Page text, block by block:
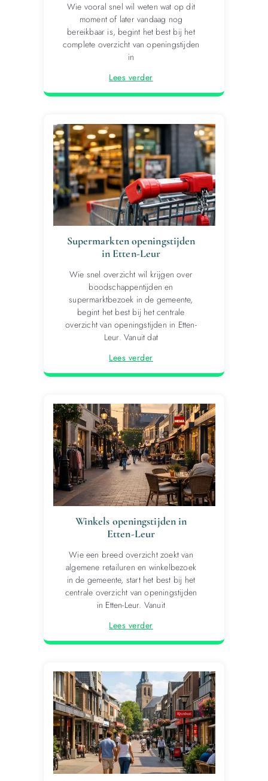
Wie vooral snel wil weten wat op dit
moment of later vandaag nog
bereikbaar is, begint het best bij het
complete overzicht van openingstijden
in
Lees verder
Supermarkten openingstijden
in Etten-Leur
Wie snel overzicht wil krijgen over
boodschappentijden en
supermarktbezoek in de gemeente,
begint het best bij het centrale
overzicht van openingstijden in Etten-
Leur. Vanuit dat
Lees verder
Winkels openingstijden in
Etten-Leur
Wie een breed overzicht zoekt van
algemene retailuren en winkelbezoek
in de gemeente, start het best bij het
centrale overzicht van openingstijden
in Etten-Leur. Vanuit
Lees verder